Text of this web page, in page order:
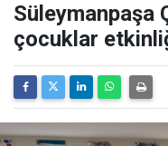
Süleymanpaşa
çocuklar